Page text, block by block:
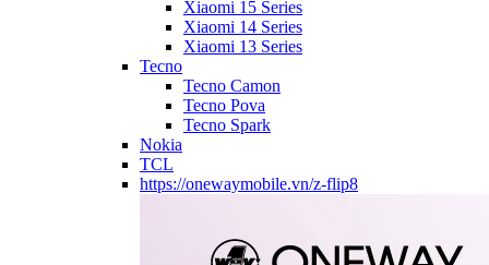
Xiaomi 15 Series
Xiaomi 14 Series
Xiaomi 13 Series
Tecno
Tecno Camon
Tecno Pova
Tecno Spark
Nokia
TCL
https://onewaymobile.vn/z-flip8